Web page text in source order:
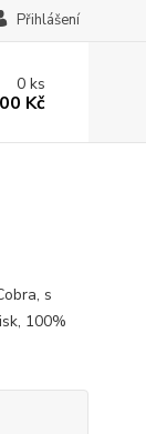
Přihlášení
0ks
Kč
s
100%